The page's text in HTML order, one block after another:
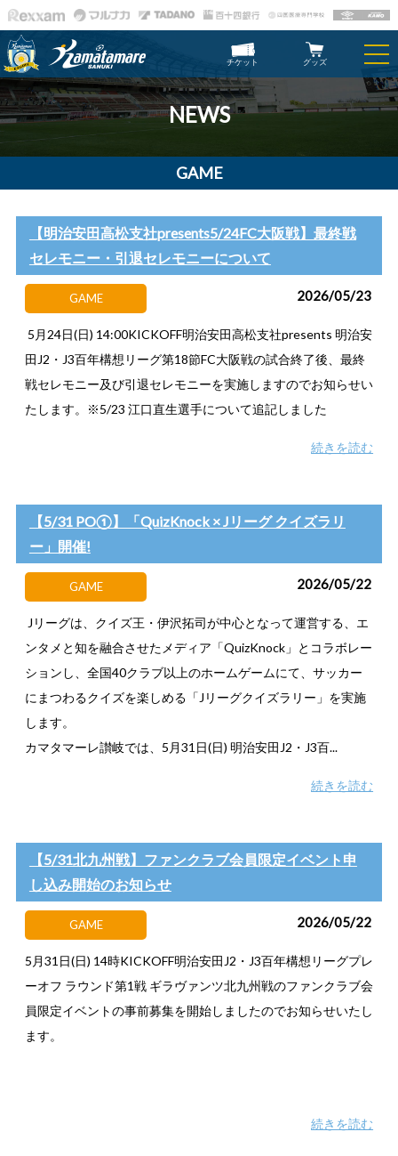
チケット グッズ
NEWS
GAME
【明治安田高松支社presents5/24FC大阪戦】最終戦
セレモニー・引退セレモニーについて
GAME 2026/05/23
5月24日(日) 14:00KICKOFF明治安田高松支社presents 明治安
田J2・J3百年構想リーグ第18節FC大阪戦の試合終了後、最終
戦セレモニー及び引退セレモニーを実施しますのでお知らせい
たします。※5/23 江口直生選手について追記しました
続きを読む
【5/31 PO①】「QuizKnock × Jリーグ クイズラリ
ー」開催!
GAME 2026/05/22
Jリーグは、クイズ王・伊沢拓司が中心となって運営する、エ
ンタメと知を融合させたメディア「QuizKnock」とコラボレー
ションし、全国40クラブ以上のホームゲームにて、サッカー
にまつわるクイズを楽しめる「Jリーグクイズラリー」を実施
します。
カマタマーレ讃岐では、5月31日(日) 明治安田J2・J3百...
続きを読む
【5/31北九州戦】ファンクラブ会員限定イベント申
し込み開始のお知らせ
GAME 2026/05/22
5月31日(日) 14時KICKOFF明治安田J2・J3百年構想リーグプレ
ーオフ ラウンド第1戦 ギラヴァンツ北九州戦のファンクラブ会
員限定イベントの事前募集を開始しましたのでお知らせいたし
ます。
続きを読む